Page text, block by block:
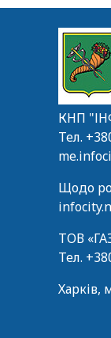
КНП
Тел.
Щодо
ТОВ
Тел.
Харків,